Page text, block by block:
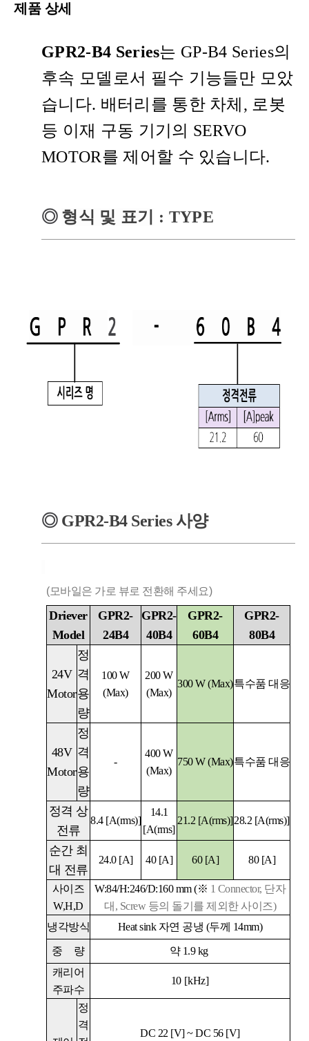
제품 상세
GPR2-B4 Series는 GP-B4 Series의
후속 모델로서 필수 기능들만 모았
습니다. 배터리를 통한 차체, 로봇
등 이재 구동 기기의 SERVO
MOTOR를 제어할 수 있습니다.
◎ 형식 및 표기 : TYPE
◎ GPR2-B4 Series 사양
(모바일은 가로 뷰로 전환해 주세요)
Driever
Model
GPR2-
24B4
GPR2-
40B4
GPR2-
60B4
GPR2-
80B4
24V
Motor
정
격
용
량
100 W
(Max)
200 W
(Max)
300 W (Max)특수품 대응
48V
Motor
정
격
용
량
-
400 W
(Max)
750 W (Max)특수품 대응
정격 상
전류
8.4 [A(rms)]
14.1
[A(rms]
21.2 [A(rms)]28.2 [A(rms)]
순간 최
대 전류
24.0 [A] 40 [A] 60 [A] 80 [A]
사이즈
W,H,D
W:84/H:246/D:160 mm (※ 1 Connector, 단자
대 , Screw 등의 돌기를 제외한 사이즈)
냉각방식
Heat sink 자연 공냉 (두께 14mm)
중 량
약 1.9 kg
캐리어
주파수
10 [kHz]
정
격
DC 22 [V] ~ DC 56 [V]